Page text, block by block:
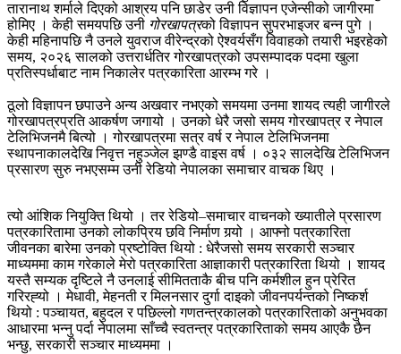
तारानाथ शर्माले दिएको आश्रय पनि छाडेर उनी विज्ञापन एजेन्सीको जागीरमा
होमिए । केही समयपछि उनी गोरखापत्रको विज्ञापन सुपरभाइजर बन्न पुगे ।
केही महिनापछि नै उनले युवराज वीरेन्द्रको ऐश्वर्यसँग विवाहको तयारी भइरहेको
समय, २०२६ सालको उत्तरार्धतिर गोरखापत्रको उपसम्पादक पदमा खुला
प्रतिस्पर्धाबाट नाम निकालेर पत्रकारिता आरम्भ गरे ।
ठूलो विज्ञापन छपाउने अन्य अखवार नभएको समयमा उनमा शायद त्यही जागीरले
गोरखापत्रप्रति आकर्षण जगायो । उनको धेरै जसो समय गोरखापत्र र नेपाल
टेलिभिजनमै बित्यो । गोरखापत्रमा सत्र वर्ष र नेपाल टेलिभिजनमा
स्थापनाकालदेखि निवृत्त नहुञ्जेल झण्डै वाइस वर्ष । ०३२ सालदेखि टेलिभिजन
प्रसारण सुरु नभएसम्म उनी रेडियो नेपालका समाचार वाचक थिए ।
त्यो आंशिक नियुक्ति थियो । तर रेडियो–समाचार वाचनको ख्यातीले प्रसारण
पत्रकारितामा उनको लोकप्रिय छवि निर्माण गर्‍यो । आफ्नो पत्रकारिता
जीवनका बारेमा उनको प्रष्टोक्ति थियो : धेरैजसो समय सरकारी सञ्चार
माध्यममा काम गरेकाले मेरो पत्रकारिता आज्ञाकारी पत्रकारिता थियो । शायद
यस्तै सम्यक दृष्टिले नै उनलाई सीमितताकै बीच पनि कर्मशील हुन प्रेरित
गरिरह्‍यो । मेधावी, मेहनती र मिलनसार दुर्गा दाइको जीवनपर्यन्तको निष्कर्श
थियो : पञ्चायत, बहुदल र पछिल्लो गणतन्त्रकालको पत्रकारिताको अनुभवका
आधारमा भन्‍नु पर्दा नेपालमा साँच्चै स्वतन्त्र पत्रकारिताको समय आएकै छैन
भन्छु, सरकारी सञ्चार माध्यममा ।